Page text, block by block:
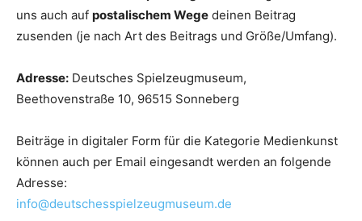
uns auch auf postalischem Wege deinen Beitrag
zusenden (je nach Art des Beitrags und Größe/Umfang).
Adresse: Deutsches Spielzeugmuseum,
Beethovenstraße 10, 96515 Sonneberg
Beiträge in digitaler Form für die Kategorie Medienkunst
können auch per Email eingesandt werden an folgende
Adresse:
info@deutschesspielzeugmuseum.de